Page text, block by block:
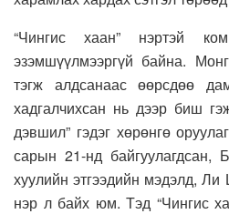
“Чингис хаан” нэртэй
эзэмшүүлмээргүй байна.
тэгж алдсанаас өөрсдөө
хадгалчихсан нь дээр биш
дэвшил” гэдэг хөрөнгө
сарын 21-нд
хуулийн этгээдийн мэдэлд, Ли
нэр л байх юм. Тэд “Чингис